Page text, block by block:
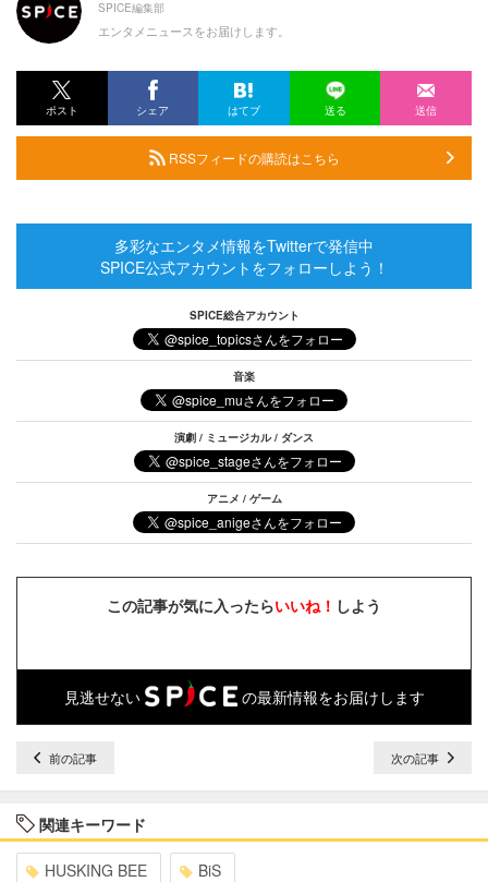
SPICE編集部
エンタメニュースをお届けします。
ポスト シェア はてブ 送る 送信
RSSフィードの購読はこちら
多彩なエンタメ情報をTwitterで発信中
SPICE公式アカウントをフォローしよう！
SPICE総合アカウント
音楽
演劇 / ミュージカル / ダンス
アニメ / ゲーム
この記事が気に入ったらいいね！ しよう
見逃せない の最新情報をお届けします
前の記事 次の記事
関連キーワード
HUSKING BEE BiS